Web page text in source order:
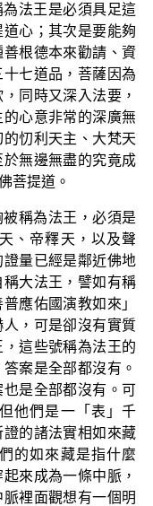
法王是必須具足這
心；其次是要能夠
根德本來勸請、資
七道品，菩薩因為
同時又深入法要，
心意非常的深廣無
忉利天主、大梵天
無邊無盡的究竟成
菩提道。
稱為法王，必須是
、帝釋天，以及聲
量已經是鄰近佛地
大法王，譬如有稱
應佑國演教如來」
，可是卻沒有實質
這些號稱為法王的
案是全部都沒有。
是全部都沒有。可
他們是一「表」千
的諸法實相如來藏
的如來藏是指什麼
來成為一條中脈，
裡面觀想有一個明